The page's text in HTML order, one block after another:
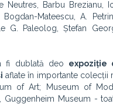
Neutres, Barbu Brezianu,
Mateescu, A.
G. Paleolog, Ștefan
fi dublată deo expoziție
aflate în importante colecții
of Art; Museum of
Guggenheim Museum -